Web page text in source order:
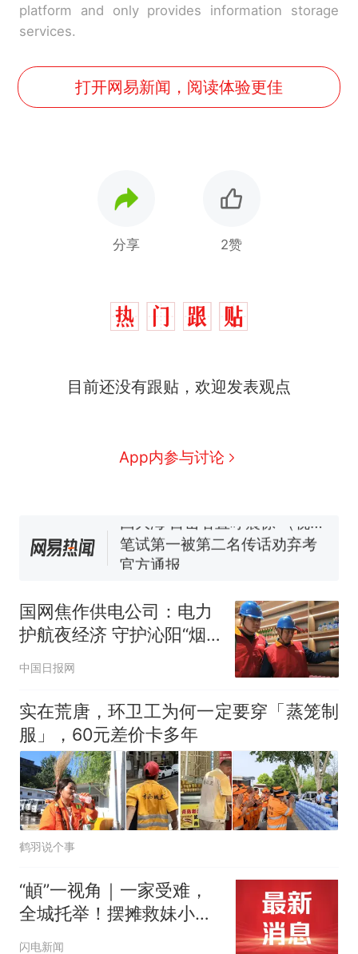
platform and only provides information storage
services.
打开网易新闻，阅读体验更佳
分享 2赞
目前还没有跟贴，欢迎发表观点
App内参与讨论
人生
新 费大厨“全国小炒肉大王”称
来源：参考消息）
笔试第一被第二名传话劝弃考
官方通报
试前13名均遭淘汰？教育局：
已叫停招聘，成立调查组全面
核查
台风"白海豚"中心附近最大风
力已达15级 最新研判
那个在床头放菜刀的女孩，
人生
国网焦作供电公司：电力
护航夜经济 守护沁阳“烟
火气”
中国日报网
实在荒唐，环卫工为何一定要穿「蒸笼制
服」，60元差价卡多年
鹤羽说个事
“頔”一视角｜一家受难，
全城托举！摆摊救妹小伙
吴士群收到录取通知书
闪电新闻